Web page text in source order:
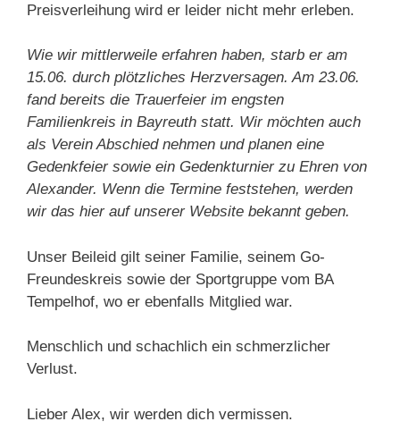
Preisverleihung wird er leider nicht mehr erleben.
Wie wir mittlerweile erfahren haben, starb er am
15.06. durch plötzliches Herzversagen. Am 23.06.
fand bereits die Trauerfeier im engsten
Familienkreis in Bayreuth statt. Wir möchten auch
als Verein Abschied nehmen und planen eine
Gedenkfeier sowie ein Gedenkturnier zu Ehren von
Alexander. Wenn die Termine feststehen, werden
wir das hier auf unserer Website bekannt geben.
Unser Beileid gilt seiner Familie, seinem Go-
Freundeskreis sowie der Sportgruppe vom BA
Tempelhof, wo er ebenfalls Mitglied war.
Menschlich und schachlich ein schmerzlicher
Verlust.
Lieber Alex, wir werden dich vermissen.